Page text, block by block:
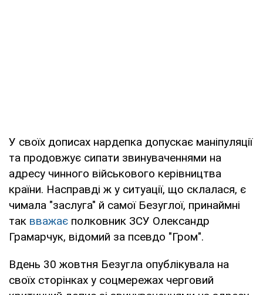
У своїх дописах нардепка допускає маніпуляції
та продовжує сипати звинуваченнями на
адресу чинного військового керівництва
країни. Насправді ж у ситуації, що склалася, є
чимала "заслуга" й самої Безуглої, принаймні
так вважає полковник ЗСУ Олександр
Грамарчук, відомий за псевдо "Гром".
Вдень 30 жовтня Безугла опублікувала на
своїх сторінках у соцмережах черговий